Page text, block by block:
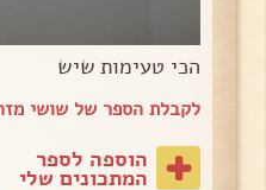
הכי טעימות שיש
לקבלת הספר של שושי
הוספה לספר
המתכונים שלי